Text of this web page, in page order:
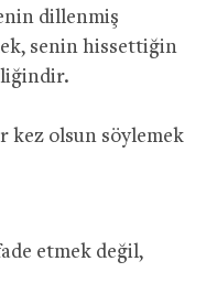
dillenmiş
senin hissettiğin
kez olsun söylemek
etmek değil,